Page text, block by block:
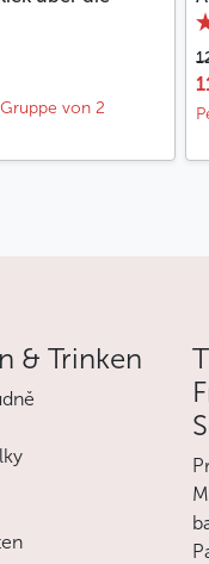
von 2
& Trinken